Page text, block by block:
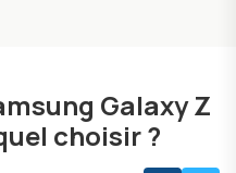
Galaxy Z
choisir ?